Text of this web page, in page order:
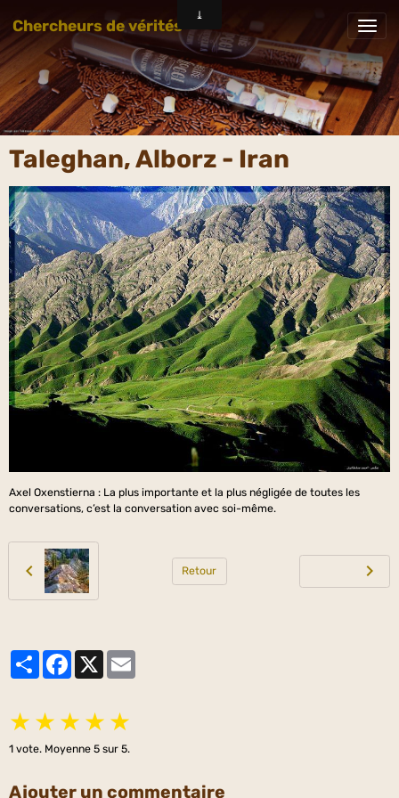
Chercheurs de vérités
Taleghan, Alborz - Iran
Axel Oxenstierna : La plus importante et la plus négligée de toutes les
conversations, c’est la conversation avec soi-même.
Retour
PartagerFacebook
★ ★ ★ ★ ★
1 vote. Moyenne 5 sur 5.
Ajouter un commentaire